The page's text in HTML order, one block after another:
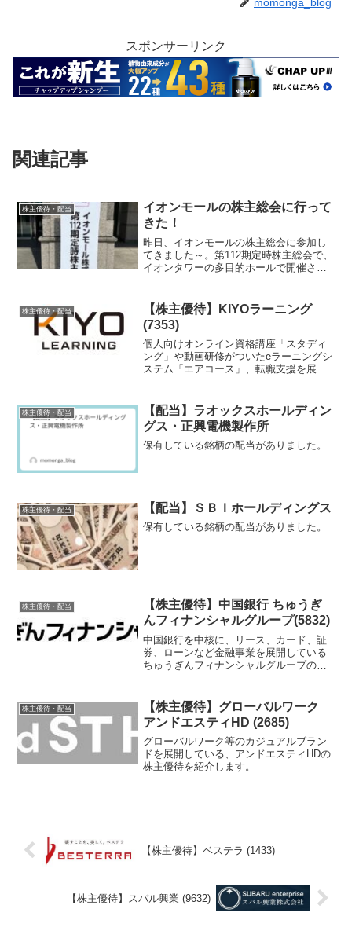
スポンサーリンク
関連記事
株主優待・配当
イオンモールの株主総会に行って
きた！
昨日、イオンモールの株主総会に参加し
てきました～。第112期定時株主総会で、
イオンタワーの多目的ホールで開催され
ロゴが大きく出ているし、駅とかからも
近いし・・・。↑...
株主優待・配当
【株主優待】KIYOラーニング
(7353)
個人向けオンライン資格講座「スタディ
ング」や動画研修がついたeラーニングシ
ステム「エアコース」、転職支援を展開
株主優待・配当
【配当】ラオックスホールディン
グス・正興電機製作所
保有している銘柄の配当がありました。
株主優待・配当 【配当】ＳＢＩホールディングス
保有している銘柄の配当がありました。
株主優待・配当
【株主優待】中国銀行 ちゅうぎ
んフィナンシャルグループ(5832)
中国銀行を中核に、リース、カード、証
券、ローンなど金融事業を展開している
ちゅうぎんフィナンシャルグループの株
株主優待・配当
【株主優待】グローバルワーク
アンドエスティHD (2685)
グローバルワーク等のカジュアルブラン
ドを展開している、アンドエスティHDの
株主優待を紹介します。
【株主優待】ベステラ (1433)
【株主優待】スバル興業 (9632)